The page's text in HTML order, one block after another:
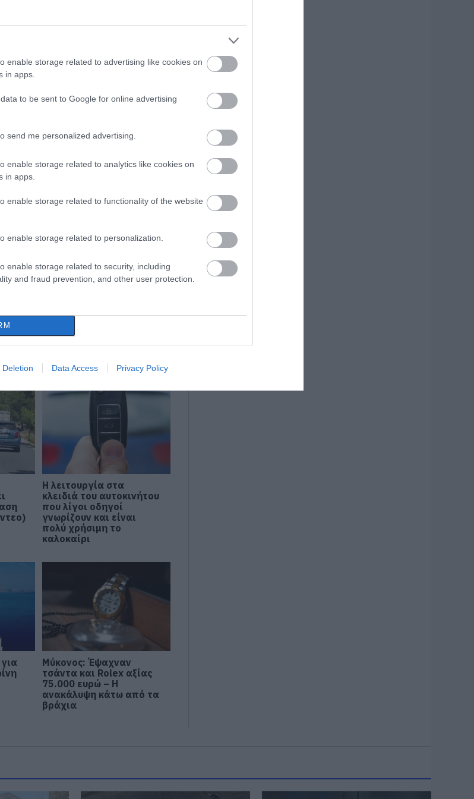
enable storage related to advertising like cookies on
in apps.
to be sent to Google for online advertising
send me personalized advertising.
enable storage related to analytics like cookies on
in apps.
enable storage related to functionality of the website
enable storage related to personalization.
enable storage related to security, including
and fraud prevention, and other user protection.
Deletion Data Access Privacy Policy
– Που εντοπίστηκε
Ελλάδακαι τονΚόσμοστο
Η λειτουργία στα
κλειδιά του αυτοκινήτου
που λίγοι οδηγοί
γνωρίζουν και είναι
πολύ χρήσιμη το
καλοκαίρι
Μύκονος: Έψαχναν
τσάντα και Rolex αξίας
75.000 ευρώ – Η
ανακάλυψη κάτω από τα
βράχια
05.08.2026 | 18:20
Μεγάλη προσοχή
στην Εύβοια: Νέα
05.08.2026 | 18:00
τσάντα και Rolex
αξίας 75.000 ευρώ –
από τα βράχια